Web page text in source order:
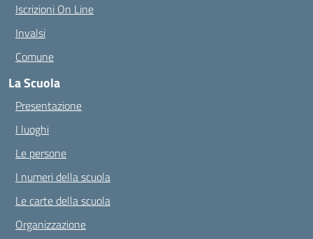
Iscrizioni On Line
Invalsi
Comune
La Scuola
Presentazione
I luoghi
Le persone
I numeri della scuola
Le carte della scuola
Organizzazione